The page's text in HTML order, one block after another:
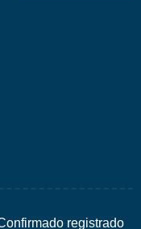
registrado